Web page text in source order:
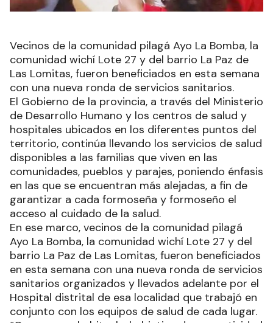
Vecinos de la comunidad pilagá Ayo La Bomba, la
comunidad wichí Lote 27 y del barrio La Paz de
Las Lomitas, fueron beneficiados en esta semana
con una nueva ronda de servicios sanitarios.
El Gobierno de la provincia, a través del Ministerio
de Desarrollo Humano y los centros de salud y
hospitales ubicados en los diferentes puntos del
territorio, continúa llevando los servicios de salud
disponibles a las familias que viven en las
comunidades, pueblos y parajes, poniendo énfasis
en las que se encuentran más alejadas, a fin de
garantizar a cada formoseña y formoseño el
acceso al cuidado de la salud.
En ese marco, vecinos de la comunidad pilagá
Ayo La Bomba, la comunidad wichí Lote 27 y del
barrio La Paz de Las Lomitas, fueron beneficiados
en esta semana con una nueva ronda de servicios
sanitarios organizados y llevados adelante por el
Hospital distrital de esa localidad que trabajó en
conjunto con los equipos de salud de cada lugar.